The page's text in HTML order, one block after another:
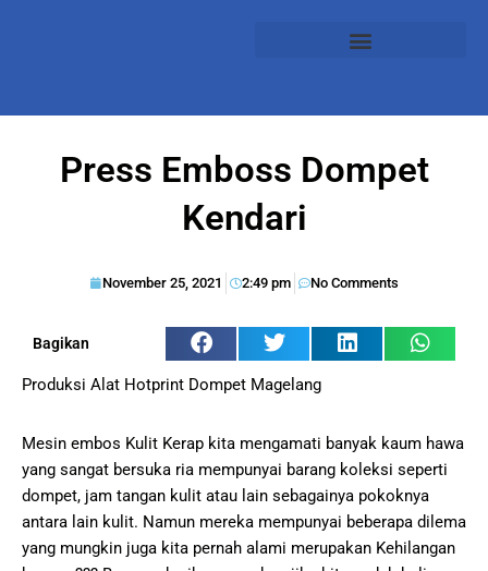
Press Emboss Dompet
Kendari
November 25, 2021 2:49 pm No Comments
Bagikan
Produksi Alat Hotprint Dompet Magelang
Mesin embos Kulit Kerap kita mengamati banyak kaum hawa
yang sangat bersuka ria mempunyai barang koleksi seperti
dompet, jam tangan kulit atau lain sebagainya pokoknya
antara lain kulit. Namun mereka mempunyai beberapa dilema
yang mungkin juga kita pernah alami merupakan Kehilangan